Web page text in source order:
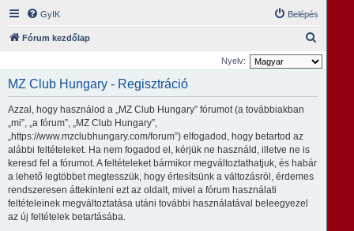
GyIK Belépés
Fórum kezdőlap
e
Nyelv:
MZ Club Hungary - Regisztráció
Azzal, hogy használod a „MZ Club Hungary” fórumot (a továbbiakban
„mi”, „a fórum”, „MZ Club Hungary”,
„https://www.mzclubhungary.com/forum”) elfogadod, hogy betartod az
alábbi feltételeket. Ha nem fogadod el, kérjük ne használd, illetve ne is
keresd fel a fórumot. A feltételeket bármikor megváltoztathatjuk, és habár
a lehető legtöbbet megtesszük, hogy értesítsünk a változásról, érdemes
rendszeresen áttekinteni ezt az oldalt, mivel a fórum használati
feltételeinek megváltoztatása utáni további használatával beleegyezel
az új feltételek betartásába.